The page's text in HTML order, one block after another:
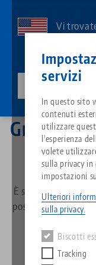
servizi
In questo sito
contenuti
utilizzare
l'esperienza
volete
sulla privacy in
impostazioni
Ulteriori
sulla privacy.
Biscotti
Tracking
contenuto
Vi
specifici
Prodotti
Siamo spiacenti. Non
Vai alla pagina del
Servizi
Quicklinks
Search
Downloads
Breadcrumb
Grazie
È stata inviata
posta elettronica.